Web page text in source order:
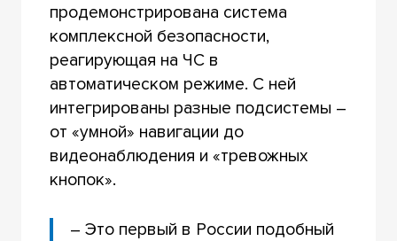
продемонстрирована система
комплексной безопасности,
реагирующая на ЧС в
автоматическом режиме. С ней
интегрированы разные подсистемы –
от «умной» навигации до
видеонаблюдения и «тревожных
кнопок».
– Это первый в России подобный